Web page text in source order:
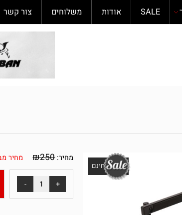
SALE אודות משלוחים צור קשר
הרכבה חינם
₪ 250